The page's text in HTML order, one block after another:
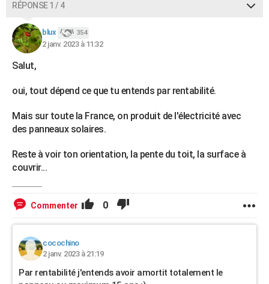
Dictionnaire
Biographies
Citations
Expressions
Proverbes
COPAINS D'AVANT
AVIS DE DÉCÈS
FORUM
RÉPONSE 1 / 4
blux 354
2 janv. 2023 à 11:32
Salut,
oui, tout dépend ce que tu entends par rentabilité.
Mais sur toute la France, on produit de l'électricité avec
des panneaux solaires.
Reste à voir ton orientation, la pente du toit, la surface à
couvrir...
Commenter 0
cocochino
2 janv. 2023 à 21:19
Par rentabilité j'entends avoir amortit totalement le